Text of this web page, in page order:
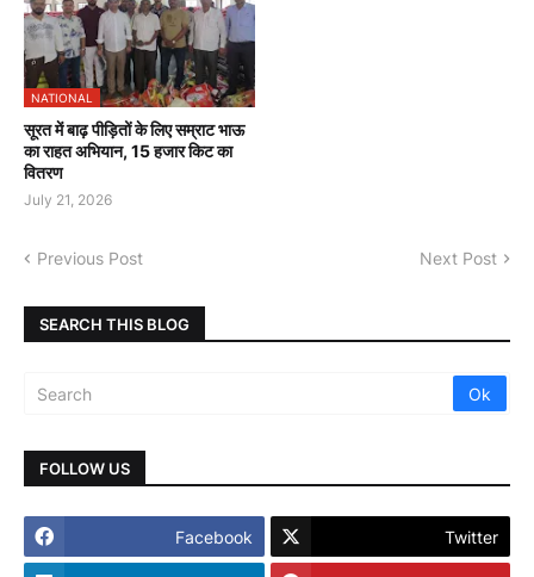
NATIONAL
सूरत में बाढ़ पीड़ितों के लिए सम्राट भाऊ
का राहत अभियान, 15 हजार किट का
वितरण
July 21, 2026
Previous Post Next Post
SEARCH THIS BLOG
FOLLOW US
Facebook Twitter